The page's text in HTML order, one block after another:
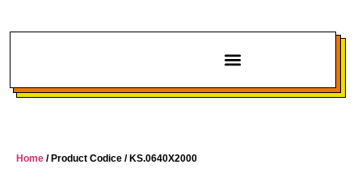
Home / Product Codice / KS.0640X2000